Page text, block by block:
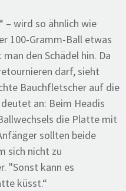
– wird so ähnlich wie
100-Gramm-Ball etwas
den Schädel hin. Da
darf, sieht
Bauchfletscher auf die
an: Beim Headis
die Platte mit
sollten beide
sich nicht zu
"Sonst kann es
küsst.“